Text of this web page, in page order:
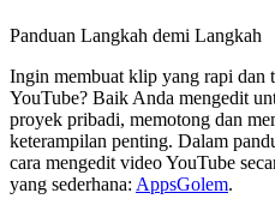
Panduan Langkah demi Langkah
Ingin membuat klip yang rapi dan
YouTube? Baik Anda mengedit
proyek pribadi, memotong dan
keterampilan penting. Dalam
cara mengedit video YouTube
yang sederhana: AppsGolem.